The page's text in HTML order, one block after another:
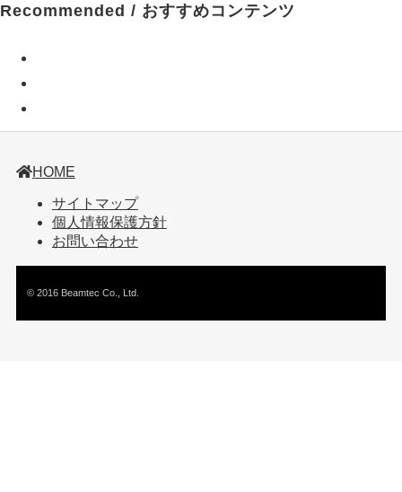
Recommended / おすすめコンテンツ
HOME
サイトマップ
個人情報保護方針
お問い合わせ
© 2016 Beamtec Co., Ltd.